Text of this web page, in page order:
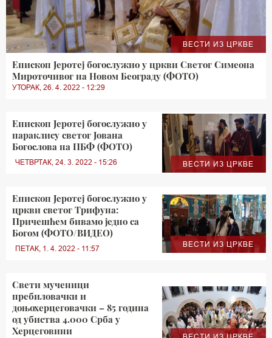
ВЕСТИ ИЗ ЦРКВЕ
Епископ Јеротеј богослужио у цркви Светог Симеона
Мироточивог на Новом Београду (ФОТО)
УТОРАК, 26. 4. 2022 - 12:29
ВЕСТИ ИЗ ЦРКВЕ
Епископ Јеротеј богослужио у
параклису светог Јована
Богослова на ПБФ (ФОТО)
ЧЕТВРТАК, 24. 3. 2022 - 15:26
ВЕСТИ ИЗ ЦРКВЕ
Епископ Јеротеј богослужио у
цркви светог Трифуна:
Причешћем бивамо једно са
Богом (ФОТО/ВИДЕО)
ПЕТАК, 1. 4. 2022 - 11:57
Свети мученици
пребиловачки и
доњохерцеговачки – 85 година
од убиства 4.000 Срба у
Херцеговини